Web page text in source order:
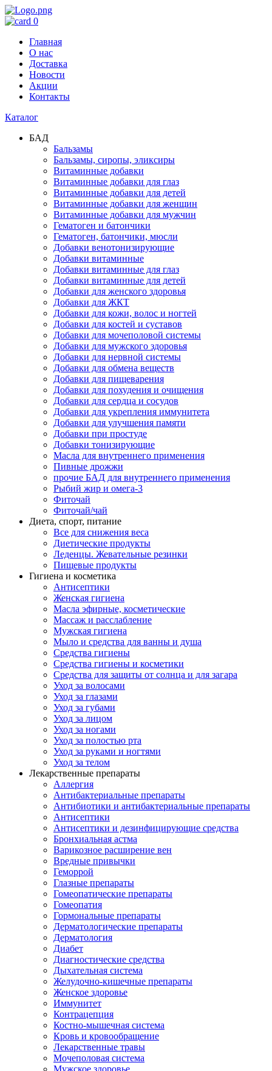
0
Главная
О нас
Доставка
Новости
Акции
Контакты
Каталог
БАД
Бальзамы
Бальзамы, сиропы, эликсиры
Витаминные добавки
Витаминные добавки для глаз
Витаминные добавки для детей
Витаминные добавки для женщин
Витаминные добавки для мужчин
Гематоген и батончики
Гематоген, батончики, мюсли
Добавки венотонизирующие
Добавки витаминные
Добавки витаминные для глаз
Добавки витаминные для детей
Добавки для женского здоровья
Добавки для ЖКТ
Добавки для кожи, волос и ногтей
Добавки для костей и суставов
Добавки для мочеполовой системы
Добавки для мужского здоровья
Добавки для нервной системы
Добавки для обмена веществ
Добавки для пищеварения
Добавки для похудения и очищения
Добавки для сердца и сосудов
Добавки для укрепления иммунитета
Добавки для улучшения памяти
Добавки при простуде
Добавки тонизирующие
Масла для внутреннего применения
Пивные дрожжи
прочие БАД для внутреннего применения
Рыбий жир и омега-3
Фиточай
Фиточай/чай
Диета, спорт, питание
Все для снижения веса
Диетические продукты
Леденцы. Жевательные резинки
Пищевые продукты
Гигиена и косметика
Антисептики
Женская гигиена
Масла эфирные, косметические
Массаж и расслабление
Мужская гигиена
Мыло и средства для ванны и душа
Средства гигиены
Средства гигиены и косметики
Средства для защиты от солнца и для загара
Уход за волосами
Уход за глазами
Уход за губами
Уход за лицом
Уход за ногами
Уход за полостью рта
Уход за руками и ногтями
Уход за телом
Лекарственные препараты
Аллергия
Антибактериальные препараты
Антибиотики и антибактериальные препараты
Антисептики
Антисептики и дезинфицирующие средства
Бронхиальная астма
Варикозное расширение вен
Вредные привычки
Геморрой
Глазные препараты
Гомеопатические препараты
Гомеопатия
Гормональные препараты
Дерматологические препараты
Дерматология
Диабет
Диагностические средства
Дыхательная система
Желудочно-кишечные препараты
Женское здоровье
Иммунитет
Контрацепция
Костно-мышечная система
Кровь и кровообращение
Лекарственные травы
Мочеполовая система
Мужское здоровье